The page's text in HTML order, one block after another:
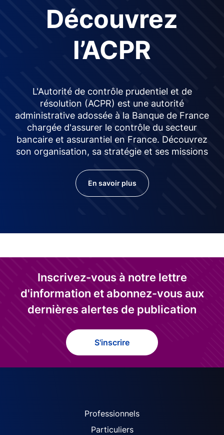
Découvrez
l’ACPR
L'Autorité de contrôle prudentiel et de
résolution (ACPR) est une autorité
administrative adossée à la Banque de France
chargée d'assurer le contrôle du secteur
bancaire et assurantiel en France. Découvrez
son organisation, sa stratégie et ses missions
En savoir plus
Inscrivez-vous à notre lettre
d'information et abonnez-vous aux
dernières alertes de publication
S'inscrire
ACPR site navigation
Professionnels
Particuliers